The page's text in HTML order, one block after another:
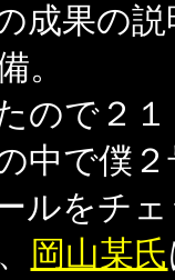
成果の説
。
ので２１
中で僕２
ルをチェ
岡山某氏